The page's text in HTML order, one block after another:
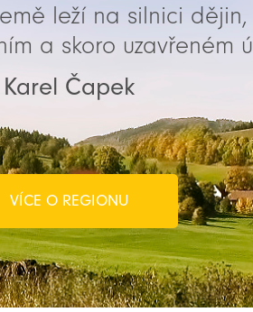
leží na silnici dějin,
a skoro uzavřeném
Karel Čapek
VÍCE O REGIONU